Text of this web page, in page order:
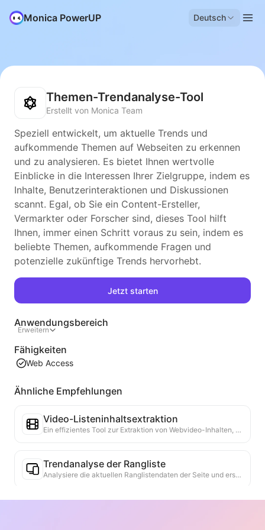
Monica PowerUP Deutsch
Themen-Trendanalyse-Tool
Erstellt von Monica Team
Speziell entwickelt, um aktuelle Trends und
aufkommende Themen auf Webseiten zu erkennen
und zu analysieren. Es bietet Ihnen wertvolle
Einblicke in die Interessen Ihrer Zielgruppe, indem es
Inhalte, Benutzerinteraktionen und Diskussionen
scannt. Egal, ob Sie ein Content-Ersteller,
Vermarkter oder Forscher sind, dieses Tool hilft
Ihnen, immer einen Schritt voraus zu sein, indem es
beliebte Themen, aufkommende Fragen und
potenzielle zukünftige Trends hervorhebt.
Jetzt starten
Anwendungsbereich
Erweitern
Fähigkeiten
Web Access
Ähnliche Empfehlungen
Video-Listeninhaltsextraktion
Ein effizientes Tool zur Extraktion von Webvideo-Inhalten, das Webseiten schnell scannen und Videoinformationen in einer strukturierten Markdown-Tabelle organisieren kann.
Trendanalyse der Rangliste
Analysiere die aktuellen Ranglistendaten der Seite und erstelle einen Trendbericht. Identifiziere beliebte Kategorien, schnell wachsende Produkttypen und aufkommende Technologien. Biete sofortige Markteinblicke, um die neuesten Produkttrends und Marktbewegungen zu verstehen.